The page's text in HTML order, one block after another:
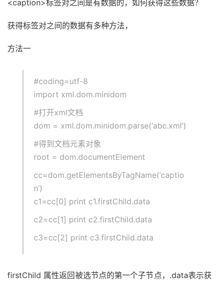
<caption>标签对之间是有数据的，如何获得这些数据？
获得标签对之间的数据有多种方法，
方法一
#coding=utf-8
import xml.dom.minidom
#打开xml文档
dom = xml.dom.minidom.parse(‘abc.xml’)
#得到文档元素对象
root = dom.documentElement
cc=dom.getElementsByTagName(‘captio
n’)
c1=cc[0] print c1.firstChild.data
c2=cc[1] print c2.firstChild.data
c3=cc[2] print c3.firstChild.data
firstChild 属性返回被选节点的第一个子节点，.data表示获